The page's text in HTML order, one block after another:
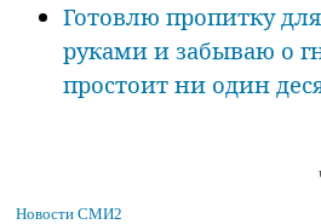
Готовлю пропитку
руками и забываю о
простоит ни один
Новости СМИ2